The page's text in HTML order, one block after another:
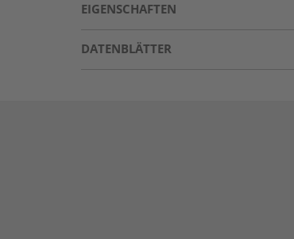
EIGENSCHAFTEN
DATENBLÄTTER